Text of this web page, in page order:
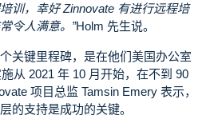
训，幸好 Zinnovate 有进行远程培
令人满意。”Holm 先生说。
关键里程碑，是在他们美国办公室
从 2021 年 10 月开始，在不到 90
项目总监 Tamsin Emery 表示，
的支持是成功的关键。